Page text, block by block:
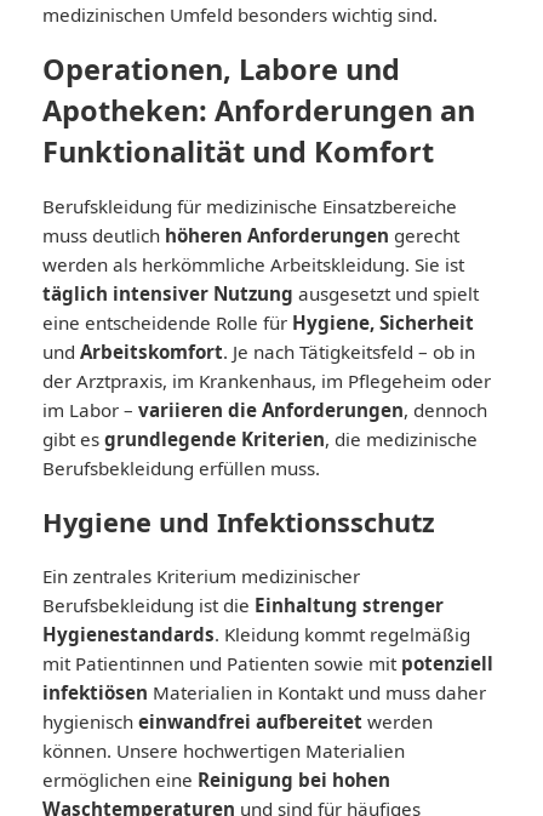
medizinischen Umfeld besonders wichtig sind.
Operationen, Labore und
Apotheken: Anforderungen an
Funktionalität und Komfort
Berufskleidung für medizinische Einsatzbereiche
muss deutlich höheren Anforderungen gerecht
werden als herkömmliche Arbeitskleidung. Sie ist
täglich intensiver Nutzung ausgesetzt und spielt
eine entscheidende Rolle für Hygiene, Sicherheit
und Arbeitskomfort. Je nach Tätigkeitsfeld – ob in
der Arztpraxis, im Krankenhaus, im Pflegeheim oder
im Labor – variieren die Anforderungen, dennoch
gibt es grundlegende Kriterien, die medizinische
Berufsbekleidung erfüllen muss.
Hygiene und Infektionsschutz
Ein zentrales Kriterium medizinischer
Berufsbekleidung ist die Einhaltung strenger
Hygienestandards. Kleidung kommt regelmäßig
mit Patientinnen und Patienten sowie mit potenziell
infektiösen Materialien in Kontakt und muss daher
hygienisch einwandfrei aufbereitet werden
können. Unsere hochwertigen Materialien
ermöglichen eine Reinigung bei hohen
Waschtemperaturen und sind für häufiges